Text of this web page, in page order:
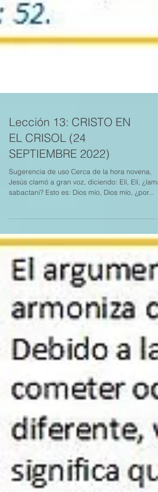
Lección 13: CRISTO EN
EL CRISOL (24
SEPTIEMBRE 2022)
Sugerencia de uso Cerca de la hora novena,
Jesús clamó a gran voz, diciendo: Elí, Elí, ¿lama